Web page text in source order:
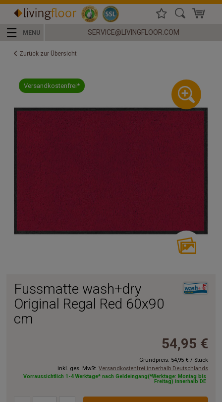
☰ MENU SERVICE@LIVINGFLOOR.COM
Zurück zur Übersicht
Versandkostenfrei*
Fussmatte wash+dry
Original Regal Red 60x90
cm
54,95 €
Grundpreis: 54,95 € / Stück
inkl. ges. MwSt. Versandkostenfrei innerhalb Deutschlands
Vorraussichtlich 1-4 Werktage* nach Geldeingang(*Werktage: Montag bis
Freitag) innerhalb DE